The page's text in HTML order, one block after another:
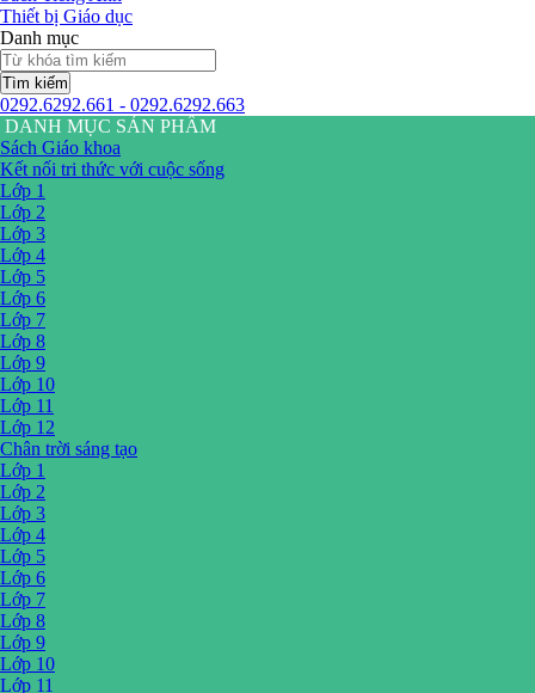
Thiết bị Giáo dục
Danh mục
Tìm kiếm
0292.6292.661 - 0292.6292.663
DANH MỤC SẢN PHẨM
Sách Giáo khoa
Kết nối tri thức với cuộc sống
Lớp 1
Lớp 2
Lớp 3
Lớp 4
Lớp 5
Lớp 6
Lớp 7
Lớp 8
Lớp 9
Lớp 10
Lớp 11
Lớp 12
Chân trời sáng tạo
Lớp 1
Lớp 2
Lớp 3
Lớp 4
Lớp 5
Lớp 6
Lớp 7
Lớp 8
Lớp 9
Lớp 10
Lớp 11